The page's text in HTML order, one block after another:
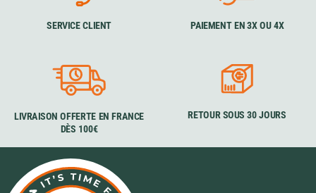
SERVICE CLIENT PAIEMENT EN 3X OU 4X
LIVRAISON OFFERTE EN FRANCE
DÈS 100€
RETOUR SOUS 30 JOURS